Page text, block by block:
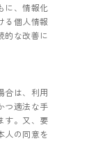
に、情報化
る個人情報
的な改善に
合は、利用
つ適法な手
す。又、要
人の同意を